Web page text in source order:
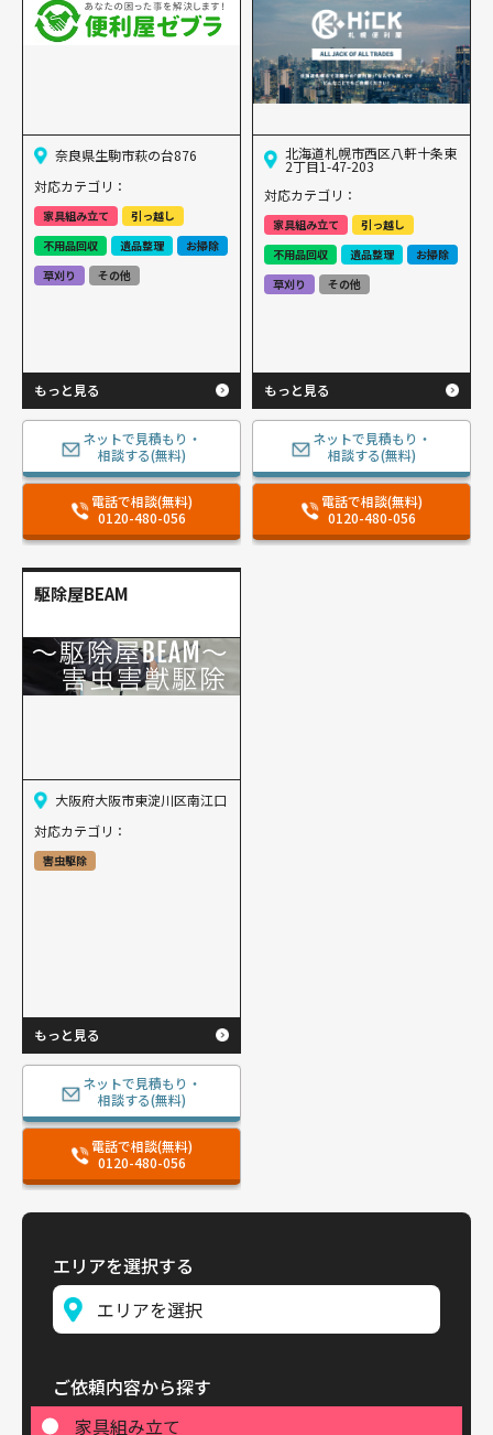
奈良県生駒市萩の台876
対応カテゴリ：
家具組み立て
引っ越し
不用品回収
遺品整理
お掃除
草刈り
その他
もっと見る
ネットで見積もり・
相談する(無料)
電話で相談(無料)
0120-480-056
北海道札幌市西区八軒十条東
2丁目1-47-203
対応カテゴリ：
家具組み立て
引っ越し
不用品回収
遺品整理
お掃除
草刈り
その他
もっと見る
ネットで見積もり・
相談する(無料)
電話で相談(無料)
0120-480-056
駆除屋BEAM
大阪府大阪市東淀川区南江口
対応カテゴリ：
害虫駆除
もっと見る
ネットで見積もり・
相談する(無料)
電話で相談(無料)
0120-480-056
エリアを選択する
ご依頼内容から探す
家具組み立て